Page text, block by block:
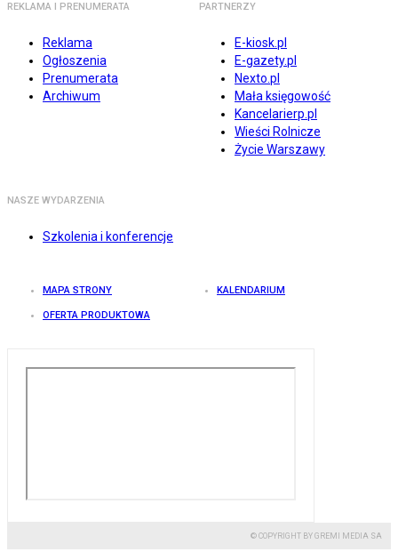
REKLAMA I PRENUMERATA
Reklama
Ogłoszenia
Prenumerata
Archiwum
PARTNERZY
E-kiosk.pl
E-gazety.pl
Nexto.pl
Mała księgowość
Kancelarierp.pl
Wieści Rolnicze
Życie Warszawy
NASZE WYDARZENIA
Szkolenia i konferencje
MAPA STRONY KALENDARIUM
OFERTA PRODUKTOWA
© COPYRIGHT BY GREMI MEDIA SA